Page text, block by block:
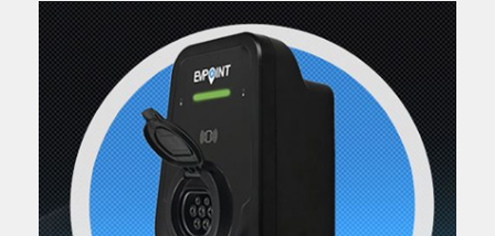
UmPaDrum
Moto servisi
Impressum
Damir Žerić - ELPASSO
Dario Dinter - Moto TOZ
Igor Kreč - UmPaDrum
Igor Kukec Brmbi
Moto putopisi